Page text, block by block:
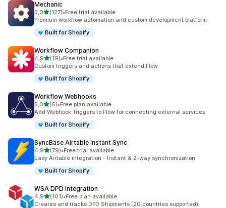
Mechanic
5,0/ 5 tähteä
(127)
127 arvostelua yhteensä
•Free trial available
Premium workflow automation and custom development platform
Built for Shopify
Workflow Companion
4,9/ 5 tähteä
(19)
19 arvostelua yhteensä
•Free trial available
Custom triggers and actions that extend Flow
Built for Shopify
Workflow Webhooks
5,0/ 5 tähteä
(6)
6 arvostelua yhteensä
•Free plan available
Add Webhook Triggers to Flow for connecting external services
Built for Shopify
SyncBase Airtable Instant Sync
4,9/ 5 tähteä
(79)
79 arvostelua yhteensä
•Free trial available
Easy Airtable integration - Instant & 2-way synchronization
Built for Shopify
WSA DPD Integration
4,9/ 5 tähteä
(101)
101 arvostelua yhteensä
•Free plan available
Creates and tracks DPD Shipments (20 countries supported)